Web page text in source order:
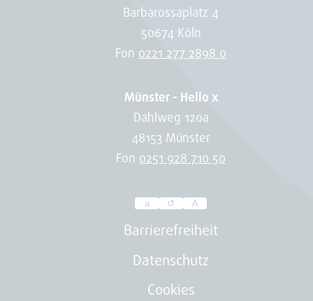
Barbarossaplatz 4
50674 Köln
Fon 0221 277 2898 0
Münster - Hello x
Dahlweg 120a
48153 Münster
Fon 0251 928 710 50
Passen
Sie
die
Schriftgröße
a ↺ A
Barrierefreiheit
Datenschutz
Cookies